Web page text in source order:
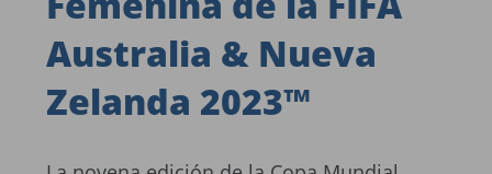
Australia & Nueva
Zelanda 2023™